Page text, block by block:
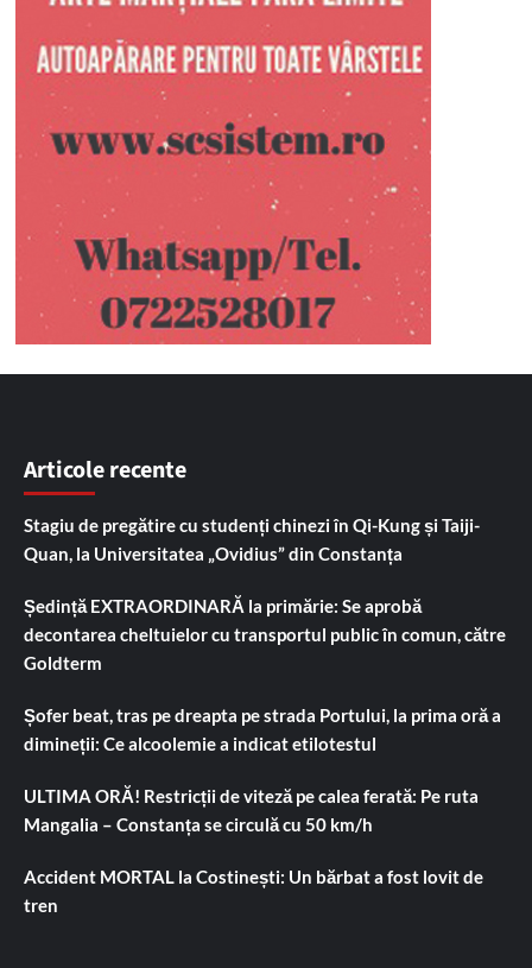
Articole recente
Stagiu de pregătire cu studenți chinezi în Qi-Kung și Taiji-
Quan, la Universitatea „Ovidius” din Constanța
Ședință EXTRAORDINARĂ la primărie: Se aprobă
decontarea cheltuielor cu transportul public în comun, către
Goldterm
Șofer beat, tras pe dreapta pe strada Portului, la prima oră a
dimineții: Ce alcoolemie a indicat etilotestul
ULTIMA ORĂ! Restricții de viteză pe calea ferată: Pe ruta
Mangalia – Constanța se circulă cu 50 km/h
Accident MORTAL la Costinești: Un bărbat a fost lovit de
tren